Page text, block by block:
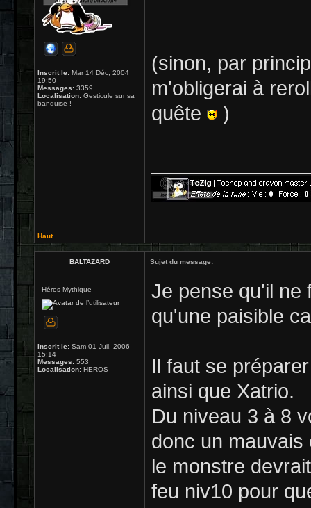
Inscrit le: Mar 14 Déc, 2004
19:50
Messages: 3359
Localisation: Gesticule sur sa
banquise !
(sinon, par
m'obligerai à
quête
)
Haut
BALTAZARD Sujet du message:
Héros Mythique
Inscrit le: Sam 01 Juil, 2006
15:14
Messages: 553
Localisation: HEROS
Je pense qu'il ne
qu'une paisible
Il faut se
ainsi que Xatrio.
Du niveau 3 à 8
donc un mauvais
le monstre
feu niv10 pour